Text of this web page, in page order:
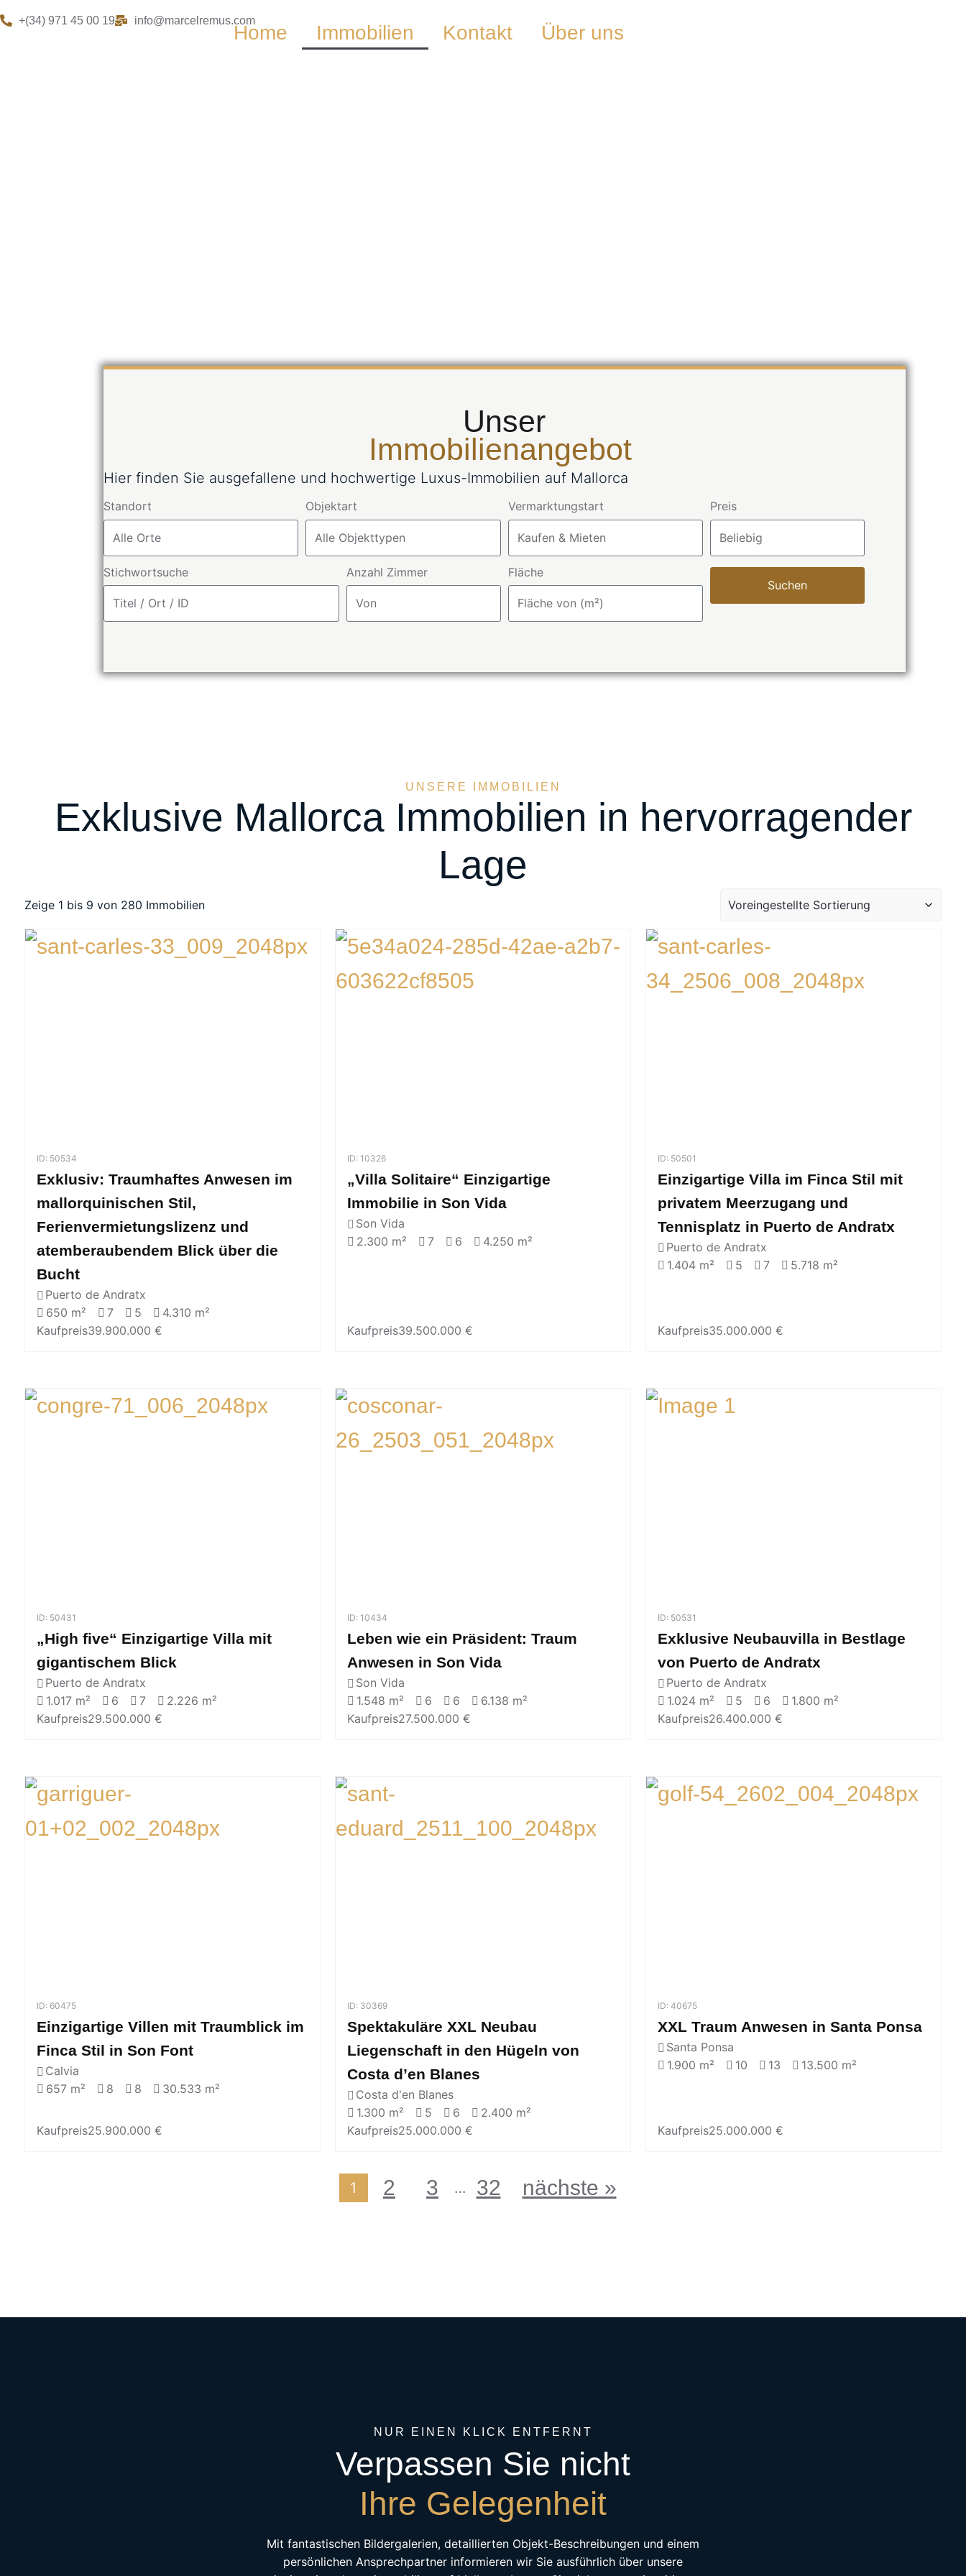
+(34) 971 45 00 19 info@marcelremus.com
Home Immobilien Kontakt Über uns
Unser
Immobilienangebot
Hier finden Sie ausgefallene und hochwertige Luxus-Immobilien auf Mallorca
Standort Objektart Vermarktungstart Preis
Stichwortsuche Anzahl Zimmer
Fläche
Suchen
UNSERE IMMOBILIEN
Exklusive Mallorca Immobilien in hervorragender
Lage
Zeige 1 bis 9 von 280 Immobilien
ID: 50534
Exklusiv: Traumhaftes Anwesen im
mallorquinischen Stil,
Ferienvermietungslizenz und
atemberaubendem Blick über die
Bucht
Puerto de Andratx
650 m²
7 5
4.310 m²
Kaufpreis39.900.000 €
ID: 10326
„Villa Solitaire“ Einzigartige
Immobilie in Son Vida
Son Vida
2.300 m²
7 6 4.250 m²
Kaufpreis39.500.000 €
ID: 50501
Einzigartige Villa im Finca Stil mit
privatem Meerzugang und
Tennisplatz in Puerto de Andratx
Puerto de Andratx
1.404 m²
5 7 5.718 m²
Kaufpreis35.000.000 €
ID: 50431
„High five“ Einzigartige Villa mit
gigantischem Blick
Puerto de Andratx
1.017 m²
6 7
2.226 m²
Kaufpreis29.500.000 €
ID: 10434
Leben wie ein Präsident: Traum
Anwesen in Son Vida
Son Vida
1.548 m²
6 6
6.138 m²
Kaufpreis27.500.000 €
ID: 50531
Exklusive Neubauvilla in Bestlage
von Puerto de Andratx
Puerto de Andratx
1.024 m²
5 6
1.800 m²
Kaufpreis26.400.000 €
ID: 60475
Einzigartige Villen mit Traumblick im
Finca Stil in Son Font
Calvia
657 m²
8 8 30.533 m²
Kaufpreis25.900.000 €
ID: 30369
Spektakuläre XXL Neubau
Liegenschaft in den Hügeln von
Costa d’en Blanes
Costa d'en Blanes
1.300 m²
5 6
2.400 m²
Kaufpreis25.000.000 €
ID: 40675
XXL Traum Anwesen in Santa Ponsa
Santa Ponsa
1.900 m²
10 13 13.500 m²
Kaufpreis25.000.000 €
1 2 3 … 32 nächste »
NUR EINEN KLICK ENTFERNT
Verpassen Sie nicht
Ihre Gelegenheit
Mit fantastischen Bildergalerien, detaillierten Objekt-Beschreibungen und einem
persönlichen Ansprechpartner informieren wir Sie ausführlich über unsere